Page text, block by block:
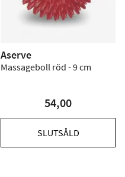
Aserve
Massageboll röd - 9 cm
54,00
SLUTSÅLD